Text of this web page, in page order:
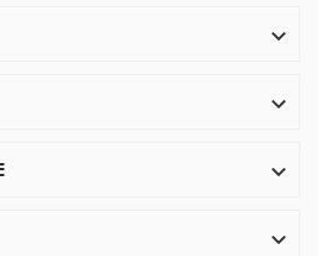



